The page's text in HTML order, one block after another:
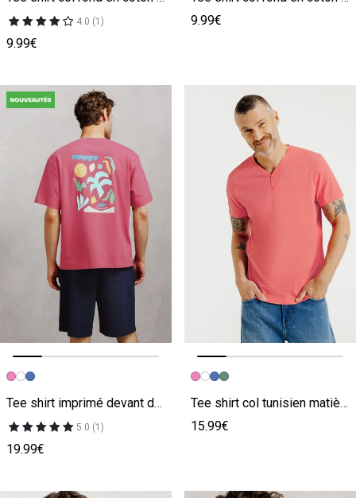
4.0 (1)
9.99€
9.99€
Image précédente
Image suivante
Tee shirt imprimé devant dos rose
5.0 (1)
19.99€
Image précédente
Image suivante
Tee shirt col tunisien matière flammée rose
15.99€